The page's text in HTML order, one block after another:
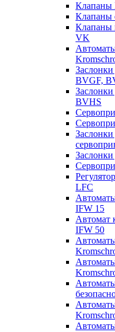
Клапаны
Клапаны
Клапаны
VK
BVGF,
BVHS
LFC
IFW 15
Автомат
IFW 50